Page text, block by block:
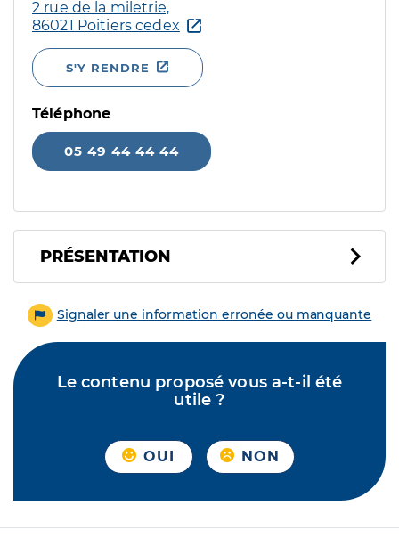
2 rue de la miletrie,
86021 Poitiers cedex
S'Y RENDRE
Téléphone
05 49 44 44 44
PRÉSENTATION
Signaler une information erronée ou manquante
Le contenu proposé vous a-t-il été
utile ?
OUI NON